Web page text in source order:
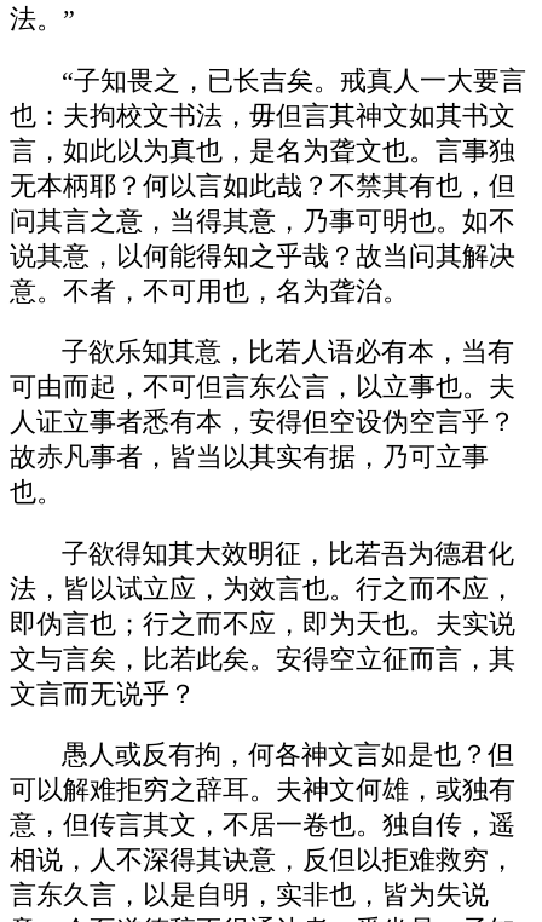
法。”
“子知畏之，已长吉矣。戒真人一大要言
也：夫拘校文书法，毋但言其神文如其书文
言，如此以为真也，是名为聋文也。言事独
无本柄耶？何以言如此哉？不禁其有也，但
问其言之意，当得其意，乃事可明也。如不
说其意，以何能得知之乎哉？故当问其解决
意。不者，不可用也，名为聋治。
子欲乐知其意，比若人语必有本，当有
可由而起，不可但言东公言，以立事也。夫
人证立事者悉有本，安得但空设伪空言乎？
故赤凡事者，皆当以其实有据，乃可立事
也。
子欲得知其大效明征，比若吾为德君化
法，皆以试立应，为效言也。行之而不应，
即伪言也；行之而不应，即为天也。夫实说
文与言矣，比若此矣。安得空立征而言，其
文言而无说乎？
愚人或反有拘，何各神文言如是也？但
可以解难拒穷之辞耳。夫神文何雄，或独有
意，但传言其文，不居一卷也。独自传，遥
相说，人不深得其诀意，反但以拒难救穷，
言东久言，以是自明，实非也，皆为失说